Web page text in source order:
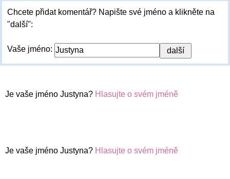
Chcete přidat komentář? Napište své jméno a klikněte na
"další":
Vaše jméno:
Je vaše jméno Justyna? Hlasujte o svém jméně
Je vaše jméno Justyna? Hlasujte o svém jméně